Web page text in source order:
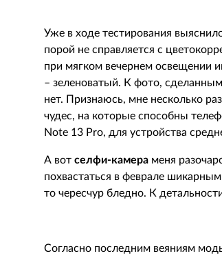
Уже в ходе тестирования
порой не справляется с
при мягком вечернем освещении
– зеленоватый. К фото,
нет. Признаюсь, мне несколько
чудес, на которые способны
Note 13 Pro, для устройства
А вот селфи-камера меня
похвастаться в феврале
то чересчур бледно. К
Согласно последним веяниям